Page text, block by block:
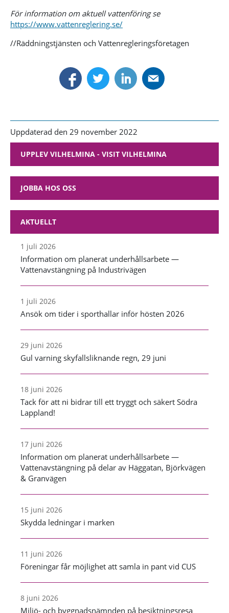
AKTUELLT
1 juli 2026
Information om planerat underhållsarbete —
Vattenavstängning på Industrivägen
1 juli 2026
Ansök om tider i sporthallar inför hösten 2026
29 juni 2026
Gul varning skyfallsliknande regn, 29 juni
18 juni 2026
Tack för att ni bidrar till ett tryggt och säkert Södra
Lappland!
17 juni 2026
Information om planerat underhållsarbete —
Vattenavstängning på delar av Häggatan, Björkvägen
& Granvägen
15 juni 2026
Skydda ledningar i marken
11 juni 2026
Föreningar får möjlighet att samla in pant vid CUS
8 juni 2026
Miljö- och byggnadsnämnden på besiktningsresa
För information om aktuell vattenföring se
https://www.vattenreglering.se/
//Räddningstjänsten och Vattenregleringsföretagen
Uppdaterad den 29 november 2022
UPPLEV VILHELMINA - VISIT VILHELMINA
JOBBA HOS OSS